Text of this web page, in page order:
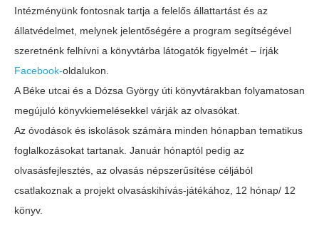
Intézményünk fontosnak tartja a felelős állattartást és az
állatvédelmet, melynek jelentőségére a program segítségével
szeretnénk felhívni a könyvtárba látogatók figyelmét – írják
Facebook-oldalukon.
A Béke utcai és a Dózsa György úti könyvtárakban folyamatosan
megújuló könyvkiemelésekkel várják az olvasókat.
Az óvodások és iskolások számára minden hónapban tematikus
foglalkozásokat tartanak. Január hónaptól pedig az
olvasásfejlesztés, az olvasás népszerűsítése céljából
csatlakoznak a projekt olvasáskihívás-játékához, 12 hónap/ 12
könyv.